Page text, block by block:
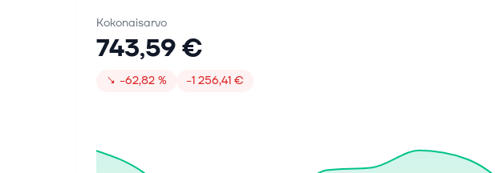
Kokonaisarvo
743,59 €
↘ −62,82 % −1 256,41 €